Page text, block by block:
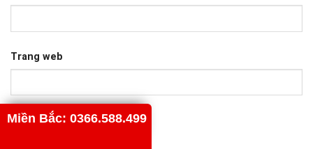
Trang web
Miền Bắc: 0366.588.499